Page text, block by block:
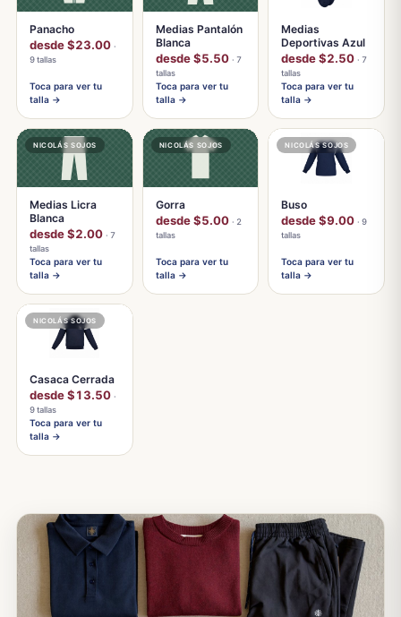
Panacho
desde $23.00 ·
9 tallas
Toca para ver tu
talla →
Medias Pantalón
Blanca
desde $5.50 · 7
tallas
Toca para ver tu
talla →
Medias
Deportivas Azul
desde $2.50 · 7
tallas
Toca para ver tu
talla →
NICOLÁS SOJOS
Medias Licra
Blanca
desde $2.00 · 7
tallas
Toca para ver tu
talla →
NICOLÁS SOJOS
Gorra
desde $5.00 · 2
tallas
Toca para ver tu
talla →
NICOLÁS SOJOS
Buso
desde $9.00 · 9
tallas
Toca para ver tu
talla →
NICOLÁS SOJOS
Casaca Cerrada
desde $13.50 ·
9 tallas
Toca para ver tu
talla →